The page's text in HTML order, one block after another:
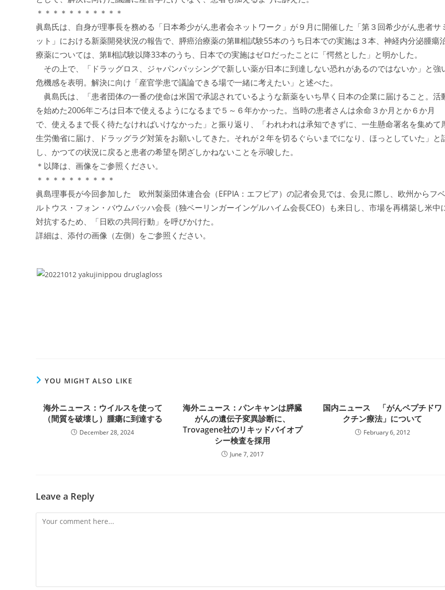
＊＊＊＊＊＊＊＊＊＊＊
眞島氏は、自身が理事長を務める「日本希少がん患者会ネットワーク」が９月に開催した「第３回希少がん患者サ
ット」における新薬開発状況の報告で、膵癌治療薬の第Ⅲ相試験55本のうち日本での実施は３本、神経内分泌腫瘍
療薬については、第Ⅱ相試験以降33本のうち、日本での実施はゼロだったことに「愕然とした」と明かした。
その上で、「ドラッグロス、ジャパンパッシングで新しい薬が日本に到達しない恐れがあるのではないか」と強
危機感を表明。解決に向け「産官学患で議論できる場で一緒に考えたい」と述べた。
眞島氏は、「患者団体の一番の使命は米国で承認されているような新薬をいち早く日本の企業に届けること。活
を始めた2006年ごろは日本で使えるようになるまで５～６年かかった。当時の患者さんは余命３か月とか６か月
で、使えるまで長く待たなければいけなかった」と振り返り、「われわれは承知できずに、一生懸命署名を集めて
生労働省に届け、ドラッグラグ対策をお願いしてきた。それが２年を切るぐらいまでになり、ほっとしていた」と
し、かつての状況に戻ると患者の希望を閉ざしかねないことを示唆した。
＊以降は、画像をご参照ください。
＊＊＊＊＊＊＊＊＊＊
眞島理事長が今回参加した 欧州製薬団体連合会（EFPIA：エフピア）の記者会見では、会見に際し、欧州からフベ
ルトウス・フォン・バウムバッハ会長（独ベーリンガーインゲルハイム会長CEO）も来日し、市場を再構築し米中
対抗するため、「日欧の共同行動」を呼びかけた。
詳細は、添付の画像（左側）をご参照ください。
YOU MIGHT ALSO LIKE
海外ニュース：ウイルスを使って
（間質を破壊し）腫瘍に到達する
December 28, 2024
海外ニュース：パンキャンは膵臓
がんの遺伝子変異診断に、
Trovagene社のリキッドバイオプ
シー検査を採用
June 7, 2017
国内ニュース 「がんペプチドワ
クチン療法」について
February 6, 2012
Leave a Reply
Comment